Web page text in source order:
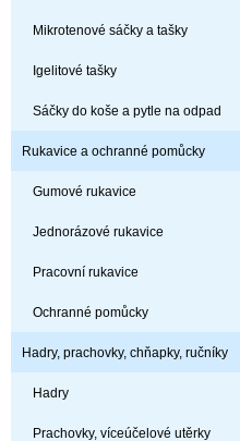
Mikrotenové sáčky a tašky
Igelitové tašky
Sáčky do koše a pytle na odpad
Rukavice a ochranné pomůcky
Gumové rukavice
Jednorázové rukavice
Pracovní rukavice
Ochranné pomůcky
Hadry, prachovky, chňapky, ručníky
Hadry
Prachovky, víceúčelové utěrky